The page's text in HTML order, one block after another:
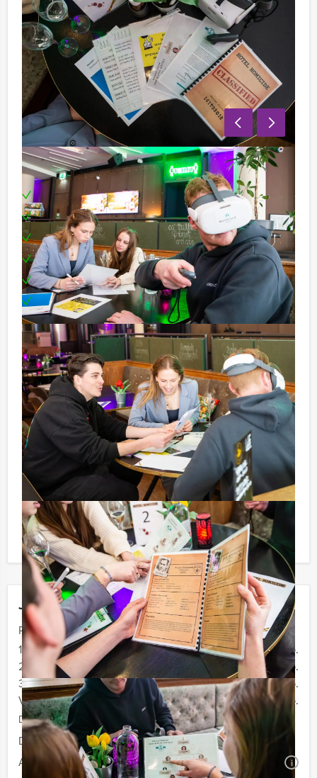
Jouw uitje
Prijs :
12 - 19 personen
€ 74,50 p.p.
20 - 29 personen
€ 72,50 p.p.
30 - 39 personen
€ 69,50 p.p.
Vanaf 40 personen
€ 66,50 p.p.
De prijzen zijn exclusief BTW
Duur:
3 uur
Aantal:
Minimaal 12 personen i
Inclusief:
Professionele begeleiding
Moderne VR-brillen
Uitgebreid 3-gangen diner
Locatie hartje Valkenburg
Leuke prijs voor het winnende team
Te boeken op uw gewenste dag en tijdstip!
Tip:
Niet telkens uw knip hoeven trekken om uw drankje af
te rekenen? Voor
€ 13,50 per persoon per uur (excl. BTW) kunt u
gebruikmaken van het drankarrangement, waarbij u
onbeperkt kunt genieten van bier, fris, huiswijn, koffie
en thee. En… zo komt u ook achteraf niet voor
verrassingen te staan!
Afhankelijk van het minimaal aantal deelnemers
berekenen wij de minimale prijs voor dit arrangement.
U kunt altijd voor minder personen boeken als u bereid
bent om de minimale prijs te betalen.